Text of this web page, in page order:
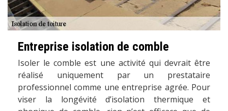
Entreprise isolation de comble
Isoler le comble est une activité qui devrait être
réalisé uniquement par un prestataire
professionnel comme une entreprise agrée. Pour
viser la longévité d’isolation thermique et